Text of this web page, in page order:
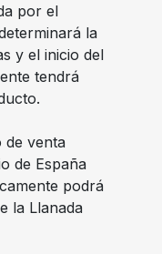
por el
la
y el inicio del
tendrá
de venta
de España
podrá
la Llanada